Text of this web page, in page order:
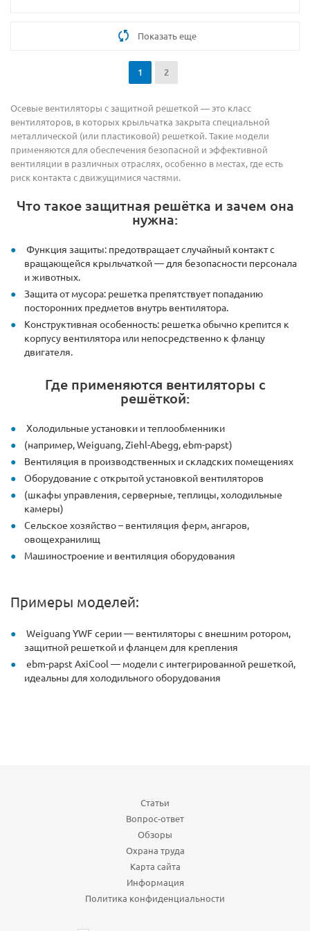
Показать еще
1 2
Осевые вентиляторы с защитной решеткой — это класс
вентиляторов, в которых крыльчатка закрыта специальной
металлической (или пластиковой) решеткой. Такие модели
применяются для обеспечения безопасной и эффективной
вентиляции в различных отраслях, особенно в местах, где есть
риск контакта с движущимися частями.
Что такое защитная решётка и зачем она
нужна:
Функция защиты: предотвращает случайный контакт с
вращающейся крыльчаткой — для безопасности персонала
и животных.
Защита от мусора: решетка препятствует попаданию
посторонних предметов внутрь вентилятора.
Конструктивная особенность: решетка обычно крепится к
корпусу вентилятора или непосредственно к фланцу
двигателя.
Где применяются вентиляторы с
решёткой:
Холодильные установки и теплообменники
(например, Weiguang, Ziehl-Abegg, ebm-papst)
Вентиляция в производственных и складских помещениях
Оборудование с открытой установкой вентиляторов
(шкафы управления, серверные, теплицы, холодильные
камеры)
Сельское хозяйство – вентиляция ферм, ангаров,
овощехранилищ
Машиностроение и вентиляция оборудования
Примеры моделей:
Weiguang YWF серии — вентиляторы с внешним ротором,
защитной решеткой и фланцем для крепления
ebm-papst AxiCool — модели с интегрированной решеткой,
идеальны для холодильного оборудования
Статьи
Вопрос-ответ
Обзоры
Охрана труда
Карта сайта
Информация
Политика конфиденциальности